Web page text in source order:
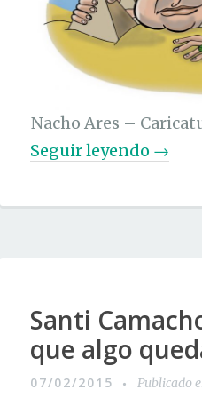
Nacho Ares –
Seguir leyendo «
a
A
r
→
Santi
que algo
07/02/2015 Publicado